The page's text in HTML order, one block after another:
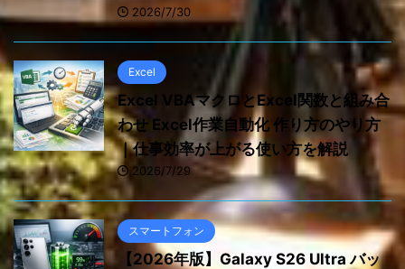
2026/7/30
Excel
Excel VBAマクロとExcel関数と組み合
わせ Excel作業自動化 作り方のやり方
｜仕事効率が上がる使い方を解説
2026/7/29
スマートフォン
【2026年版】Galaxy S26 Ultra バッ